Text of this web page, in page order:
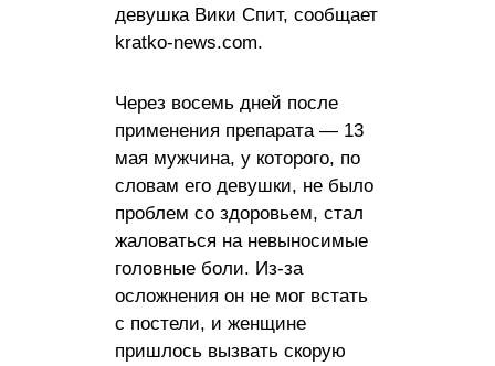
девушка Вики Спит, сообщает
kratko-news.com.
Через восемь дней после
применения препарата — 13
мая мужчина, у которого, по
словам его девушки, не было
проблем со здоровьем, стал
жаловаться на невыносимые
головные боли. Из-за
осложнения он не мог встать
с постели, и женщине
пришлось вызвать скорую